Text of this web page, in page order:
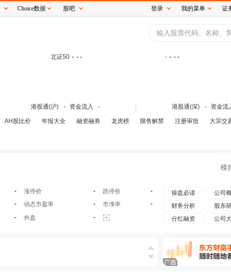
北证50 - - - - - - -
港股通(沪) - 资金流入 - 港股通(深) - 资金流
AH股比价 年报大全 融资融券 龙虎榜 限售解禁 注册审批 大宗交
模
- 涨停价 - 跌停价
-
- 动态市盈率 - 市净率
-
- 外盘 -
操盘必读 公司
财务分析
股东
分红融资
公司
Choice数据 股吧 登录 我的菜单 证